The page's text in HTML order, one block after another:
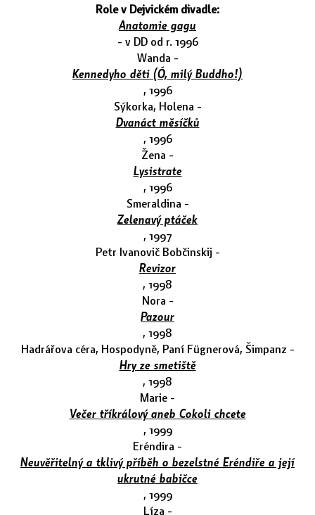
Role v Dejvickém divadle:
Anatomie gagu
- v DD od r. 1996
Wanda -
Kennedyho děti (Ó, milý Buddho!)
, 1996
Sýkorka, Holena -
Dvanáct měsíčků
, 1996
Žena -
Lysistrate
, 1996
Smeraldina -
Zelenavý ptáček
, 1997
Petr Ivanovič Bobčinskij -
Revizor
, 1998
Nora -
Pazour
, 1998
Hadrářova céra, Hospodyně, Paní Fügnerová, Šimpanz -
Hry ze smetiště
, 1998
Marie -
Večer tříkrálový aneb Cokoli chcete
, 1999
Eréndira -
Neuvěřitelný a tklivý příběh o bezelstné Eréndiře a její
ukrutné babičce
, 1999
Líza -